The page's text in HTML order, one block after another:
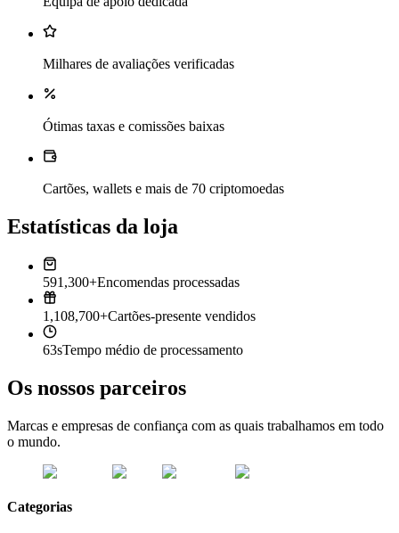
Milhares de avaliações verificadas
Ótimas taxas e comissões baixas
Cartões, wallets e mais de 70 criptomoedas
Estatísticas da loja
591,300+Encomendas processadas
1,108,700+Cartões-presente vendidos
63sTempo médio de processamento
Os nossos parceiros
Marcas e empresas de confiança com as quais trabalhamos em todo
o mundo.
Categorias